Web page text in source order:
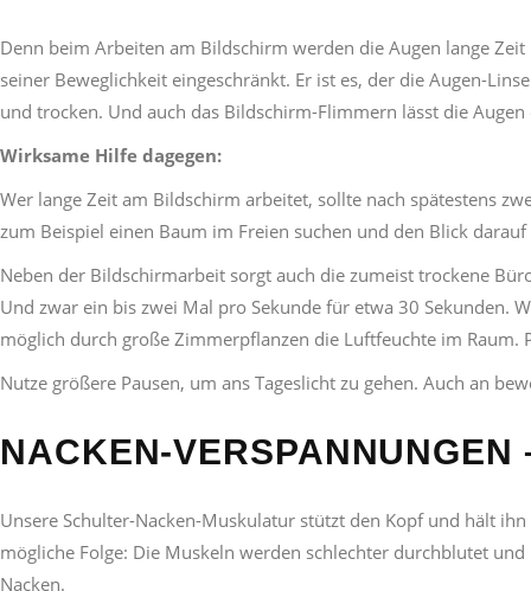
Denn beim Arbeiten am Bildschirm werden die Augen lange
seiner Beweglichkeit eingeschränkt. Er ist es, der die Augen-
und trocken. Und auch das Bildschirm-Flimmern lässt die
Wirksame Hilfe dagegen:
Wer lange Zeit am Bildschirm arbeitet, sollte nach spätestens
zum Beispiel einen Baum im Freien suchen und den Blick darauf
Neben der Bildschirmarbeit sorgt auch die zumeist trockene
Und zwar ein bis zwei Mal pro Sekunde für etwa 30 Sekunden.
möglich durch große Zimmerpflanzen die Luftfeuchte im Raum.
Nutze größere Pausen, um ans Tageslicht zu gehen. Auch an
NACKEN-
Unsere Schulter-Nacken-Muskulatur stützt den Kopf und hält
mögliche Folge: Die Muskeln werden schlechter durchblutet
Nacken.